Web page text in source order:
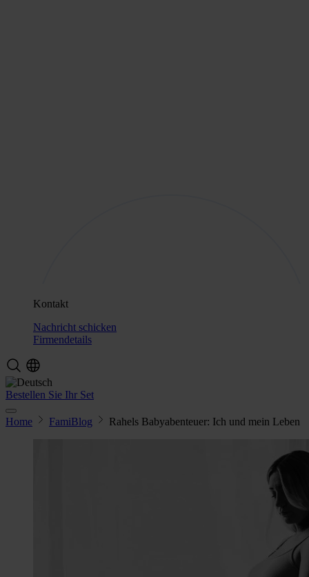
Kontakt
Nachricht schicken
Firmendetails
Bestellen Sie Ihr Set
Home FamiBlog Rahels Babyabenteuer: Ich und mein Leben